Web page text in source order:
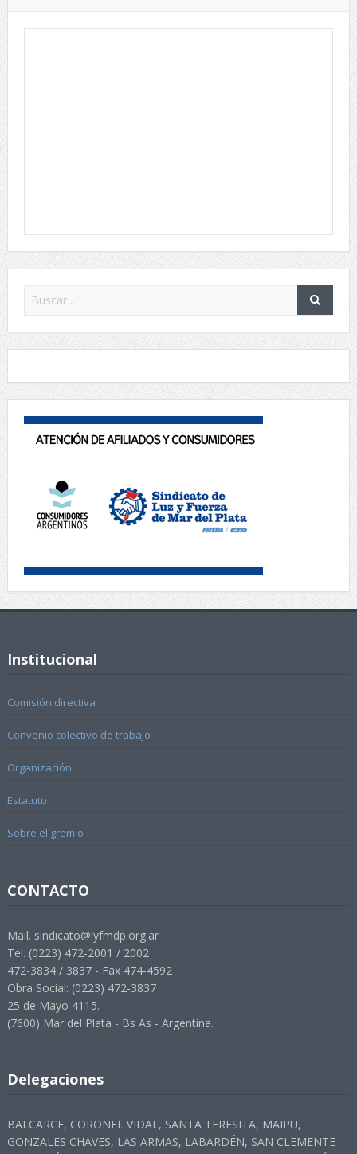
Institucional
Comisión directiva
Convenio colectivo de trabajo
Organización
Estatuto
Sobre el gremio
CONTACTO
Mail. sindicato@lyfmdp.org.ar
Tel. (0223) 472-2001 / 2002
472-3834 / 3837 - Fax 474-4592
Obra Social: (0223) 472-3837
25 de Mayo 4115.
(7600) Mar del Plata - Bs As - Argentina.
Delegaciones
BALCARCE, CORONEL VIDAL, SANTA TERESITA, MAIPU,
GONZALES CHAVES, LAS ARMAS, LABARDÉN, SAN CLEMENTE